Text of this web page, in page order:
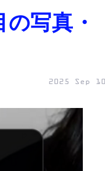
写真・
2025 Sep 10